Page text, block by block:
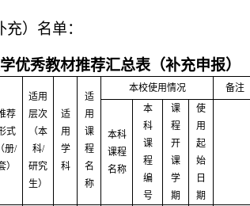
）名单：
优秀教材推荐汇总表（补充申报）
荐
式
（册/
）
适用
层次
（本
科/
研究
生）
适
用
学
科
适
用
课
程
名
称
本校使用情况 备注
本科
课程
名称
本
科
课
程
编
号
课
程
开
课
学
期
使
用
起
始
日
期